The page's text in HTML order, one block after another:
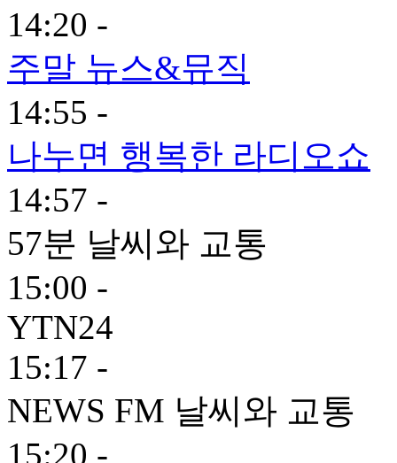
14:20 -
주말 뉴스&뮤직
14:55 -
나누면 행복한 라디오쇼
14:57 -
57분 날씨와 교통
15:00 -
YTN24
15:17 -
NEWS FM 날씨와 교통
15:20 -